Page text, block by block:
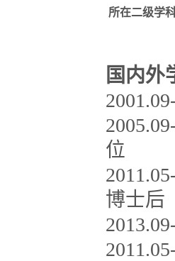
所在二级学
国内外
位
博士后